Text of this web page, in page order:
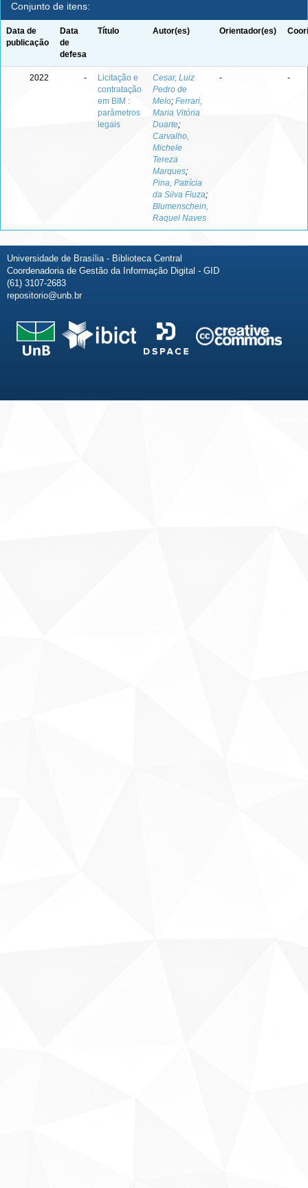
Conjunto de itens:
Data de
publicação
Data
de
defesa
Título Autor(es) Orientador(es)
2022 -
Licitação e
contratação
em BIM :
parâmetros
legais
Cesar, Luiz
Pedro de
Melo; Ferrari,
Maria Vitória
Duarte;
Carvalho,
Michele
Tereza
Marques;
Pina, Patrícia
da Silva Fiuza;
Blumenschein,
Raquel Naves
- -
Universidade de Brasília - Biblioteca Central
Coordenadoria de Gestão da Informação Digital - GID
(61) 3107-2683
repositorio@unb.br